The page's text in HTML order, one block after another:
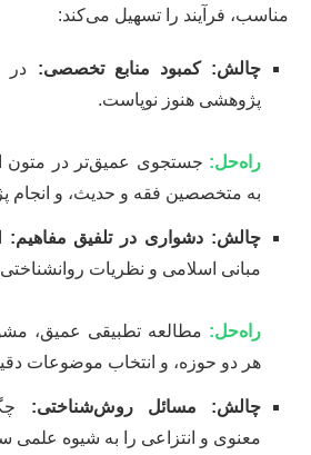
مناسب، فرآیند را تسهیل می‌کند:
چالش: کمبود منابع تخصصی: در
پژوهشی هنوز نوپاست.
راه‌حل: جستجوی عمیق‌تر در متون
به متخصصین فقه و حدیث، و انجام
چالش: دشواری در تلفیق مفاهیم:
مبانی اسلامی و نظریات
راه‌حل: مطالعه تطبیقی عمیق،
هر دو حوزه، و انتخاب موضوعات
چالش: مسائل روش‌شناختی:
معنوی و انتزاعی را به شیوه علمی